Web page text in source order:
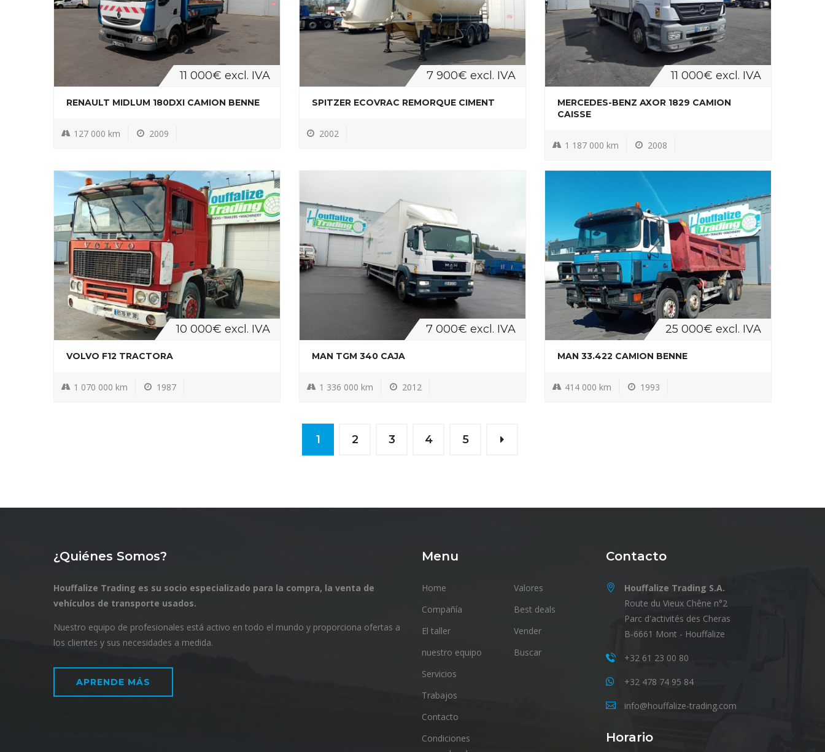
11 000€ excl. IVA
RENAULT MIDLUM 180DXI CAMION BENNE
127 000 km 2009
7 900€ excl. IVA
SPITZER ECOVRAC REMORQUE CIMENT
2002
11 000€ excl. IVA
MERCEDES-BENZ AXOR 1829 CAMION
CAISSE
1 187 000 km 2008
10 000€ excl. IVA
VOLVO F12 TRACTORA
1 070 000 km 1987
7 000€ excl. IVA
MAN TGM 340 CAJA
1 336 000 km 2012
25 000€ excl. IVA
MAN 33.422 CAMION BENNE
414 000 km 1993
1 2 3 4 5
¿Quiénes Somos?
Houffalize Trading es su socio especializado para la compra, la venta de
vehículos de transporte usados.
Nuestro equipo de profesionales está activo en todo el mundo y proporciona ofertas a
los clientes y sus necesidades a medida.
APRENDE MÁS
Menu
Home
Compañía
El taller
nuestro equipo
Servicios
Trabajos
Contacto
Condiciones
Valores
Best deals
Vender
Buscar
Contacto
Houffalize Trading S.A.
Route du Vieux Chêne n°2
Parc d'activités des Cheras
B-6661 Mont - Houffalize
+32 61 23 00 80
+32 478 74 95 84
info@houffalize-trading.com
Horario